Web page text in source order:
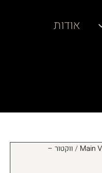
אודות
/ ווקטור –